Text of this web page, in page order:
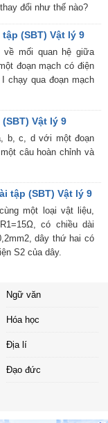
đổi như thế nào?
(SBT) Vật lý 9
về mối quan hệ giữa
đoạn mạch có điện
chạy qua đoạn mạch
Vật lý 9
b, c, d với một đoạn
câu hoàn chỉnh và
tập (SBT) Vật lý 9
một loại vật liệu,
có chiều dài
dây thứ hai có
S2 của dây.
Ngữ văn
Hóa học
Địa lí
Đạo đức